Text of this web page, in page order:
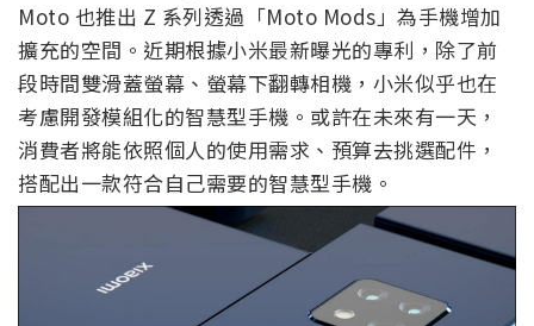
Moto 也推出 Z 系列透過「Moto Mods」為手機增加
擴充的空間。近期根據小米最新曝光的專利，除了前
段時間雙滑蓋螢幕、螢幕下翻轉相機，小米似乎也在
考慮開發模組化的智慧型手機。或許在未來有一天，
消費者將能依照個人的使用需求、預算去挑選配件，
搭配出一款符合自己需要的智慧型手機。